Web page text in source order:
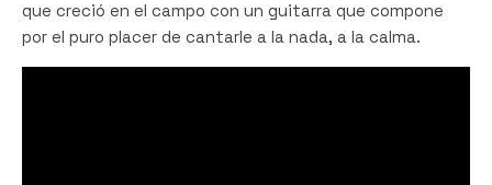
que creció en el campo con un guitarra que compone
por el puro placer de cantarle a la nada, a la calma.